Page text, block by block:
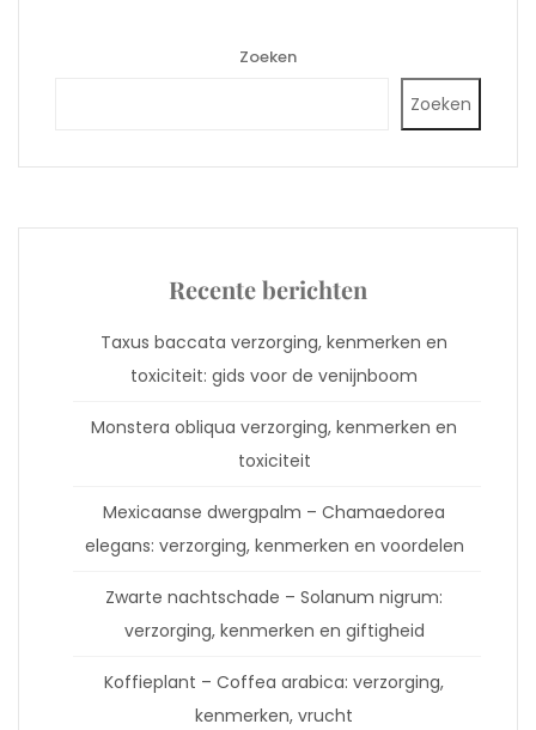
Zoeken
Zoeken
Recente berichten
Taxus baccata verzorging, kenmerken en
toxiciteit: gids voor de venijnboom
Monstera obliqua verzorging, kenmerken en
toxiciteit
Mexicaanse dwergpalm – Chamaedorea
elegans: verzorging, kenmerken en voordelen
Zwarte nachtschade – Solanum nigrum:
verzorging, kenmerken en giftigheid
Koffieplant – Coffea arabica: verzorging,
kenmerken, vrucht